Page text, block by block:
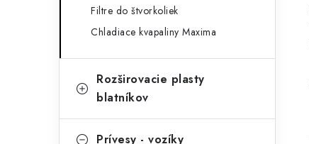
Filtre do štvorkoliek
Chladiace kvapaliny Maxima
Rozširovacie plasty
blatníkov
Prívesy - vozíky